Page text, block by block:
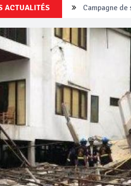
ACTUALITÉS Un touriste
Phuket
‘Phuket Eye’
Phuket